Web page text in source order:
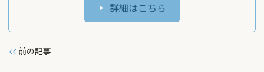
詳細はこちら
前の記事